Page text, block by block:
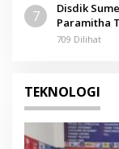
7
Disdik
Paramitha
709 Dilihat
TEKNOLOGI